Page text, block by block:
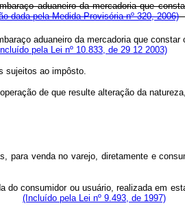
aduaneiro da mercadoria que
dada pela Medida Provisória nº 320, 2006)
aduaneiro da mercadoria que
pela Lei nº 10.833, de 29 12 2003)
sujeitos ao impôsto.
de que resulte alteração da
para venda no varejo, diretamente
consumidor ou usuário, realizada em
(Incluído pela Lei nº 9.493, de 1997)